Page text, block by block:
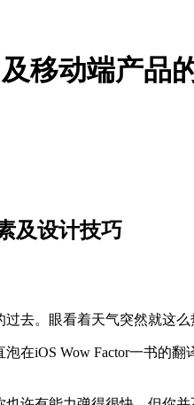
移动端产品
及设计技巧
去。眼看着天气突然就这
在iOS Wow Factor一书的